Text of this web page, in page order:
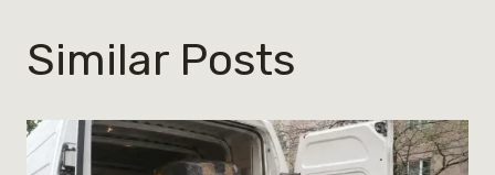
Similar Posts